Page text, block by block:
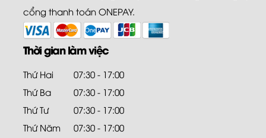
cổng thanh toán ONEPAY.
Thời gian làm việc
Thứ Hai
07:30 - 17:00
Thứ Ba
07:30 - 17:00
Thứ Tư
07:30 - 17:00
Thứ Năm
07:30 - 17:00